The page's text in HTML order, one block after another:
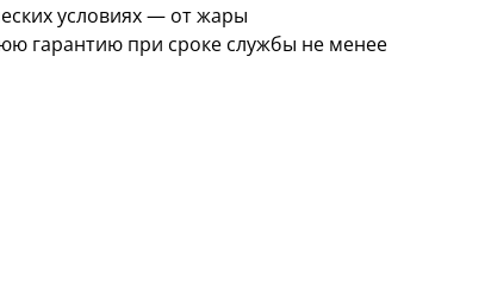
условиях — от жары
гарантию при сроке службы не менее